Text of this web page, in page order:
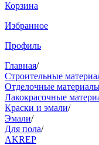
Корзина
Избранное
Профиль
Главная/
Строительные
Отделочные
Лакокрасочные
Краски и эмали/
Эмали/
Для пола/
AKREP